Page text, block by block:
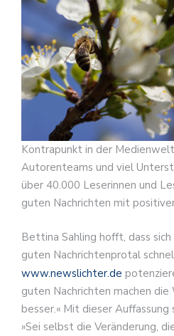
Kontrapunkt in der
Autorenteams und viel
über 40.000 Leserinnen und
guten Nachrichten mit
Bettina Sahling hofft, dass
guten Nachrichtenprotal
www.newslichter.de
guten Nachrichten machen die
besser.« Mit dieser
»Sei selbst die Veränderung,